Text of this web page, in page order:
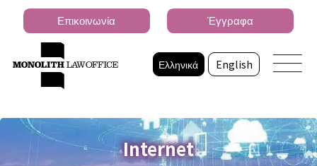
Ελληνικά English
Επικοινωνία Έγγραφα
Internet